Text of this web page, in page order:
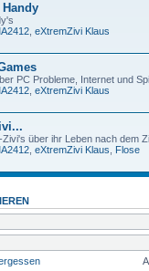
eXtremZivi Klaus
PC Probleme, Internet und
eXtremZivi Klaus
über ihr Leben nach dem
eXtremZivi Klaus
Flose